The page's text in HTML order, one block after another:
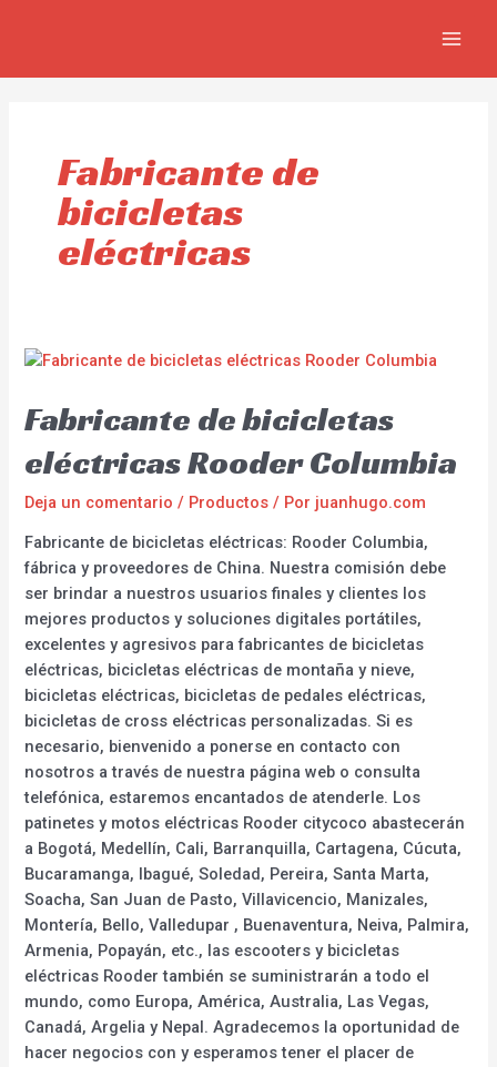
Fabricante de
bicicletas
eléctricas
Fabricante de bicicletas
eléctricas Rooder Columbia
Deja un comentario / Productos / Por juanhugo.com
Fabricante de bicicletas eléctricas: Rooder Columbia,
fábrica y proveedores de China. Nuestra comisión debe
ser brindar a nuestros usuarios finales y clientes los
mejores productos y soluciones digitales portátiles,
excelentes y agresivos para fabricantes de bicicletas
eléctricas, bicicletas eléctricas de montaña y nieve,
bicicletas eléctricas, bicicletas de pedales eléctricas,
bicicletas de cross eléctricas personalizadas. Si es
necesario, bienvenido a ponerse en contacto con
nosotros a través de nuestra página web o consulta
telefónica, estaremos encantados de atenderle. Los
patinetes y motos eléctricas Rooder citycoco abastecerán
a Bogotá, Medellín, Cali, Barranquilla, Cartagena, Cúcuta,
Bucaramanga, Ibagué, Soledad, Pereira, Santa Marta,
Soacha, San Juan de Pasto, Villavicencio, Manizales,
Montería, Bello, Valledupar , Buenaventura, Neiva, Palmira,
Armenia, Popayán, etc., las escooters y bicicletas
eléctricas Rooder también se suministrarán a todo el
mundo, como Europa, América, Australia, Las Vegas,
Canadá, Argelia y Nepal. Agradecemos la oportunidad de
hacer negocios con y esperamos tener el placer de